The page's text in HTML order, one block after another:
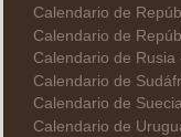
Calendario de
Calendario de
Calendario de Rusia
Calendario de
Calendario de
Calendario de